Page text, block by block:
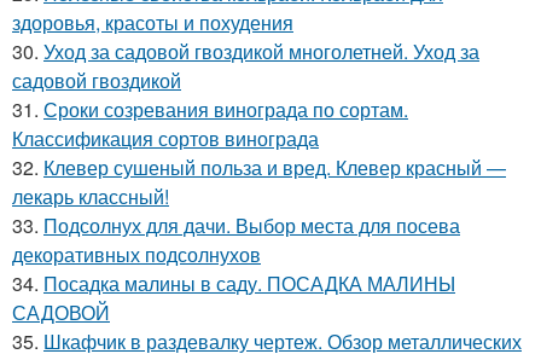
здоровья, красоты и похудения
30. Уход за садовой гвоздикой многолетней. Уход за
садовой гвоздикой
31. Сроки созревания винограда по сортам.
Классификация сортов винограда
32. Клевер сушеный польза и вред. Клевер красный —
лекарь классный!
33. Подсолнух для дачи. Выбор места для посева
декоративных подсолнухов
34. Посадка малины в саду. ПОСАДКА МАЛИНЫ
САДОВОЙ
35. Шкафчик в раздевалку чертеж. Обзор металлических